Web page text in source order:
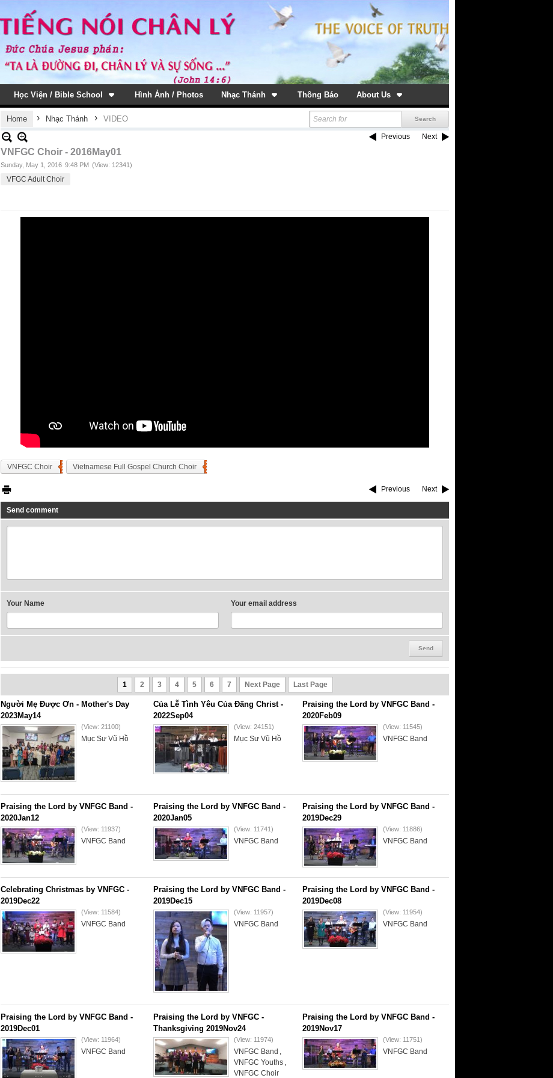
Học Viện / Bible School Hình Ảnh / Photos Nhạc Thánh Thông Báo About Us
Home › Nhạc Thánh › VIDEO
Previous Next
VNFGC Choir - 2016May01
Sunday, May 1, 2016 9:48 PM (View: 12341)
VFGC Adult Choir
VNFGC Choir Vietnamese Full Gospel Church Choir
Previous Next
Send comment
Your Name Your email address
1 2 3 4 5 6 7 Next Page Last Page
Người Mẹ Được Ơn - Mother's Day
2023May14
(View: 21100)
Mục Sư Vũ Hồ
Của Lễ Tình Yêu Của Đấng Christ -
2022Sep04
(View: 24151)
Mục Sư Vũ Hồ
Praising the Lord by VNFGC Band -
2020Feb09
(View: 11545)
VNFGC Band
Praising the Lord by VNFGC Band -
2020Jan12
(View: 11937)
VNFGC Band
Praising the Lord by VNFGC Band -
2020Jan05
(View: 11741)
VNFGC Band
Praising the Lord by VNFGC Band -
2019Dec29
(View: 11886)
VNFGC Band
Celebrating Christmas by VNFGC -
2019Dec22
(View: 11584)
VNFGC Band
Praising the Lord by VNFGC Band -
2019Dec15
(View: 11957)
VNFGC Band
Praising the Lord by VNFGC Band -
2019Dec08
(View: 11954)
VNFGC Band
Praising the Lord by VNFGC Band -
2019Dec01
(View: 11964)
VNFGC Band
Praising the Lord by VNFGC -
Thanksgiving 2019Nov24
(View: 11974)
VNFGC Band ,
VNFGC Youths ,
VNFGC Choir
Praising the Lord by VNFGC Band -
2019Nov17
(View: 11751)
VNFGC Band